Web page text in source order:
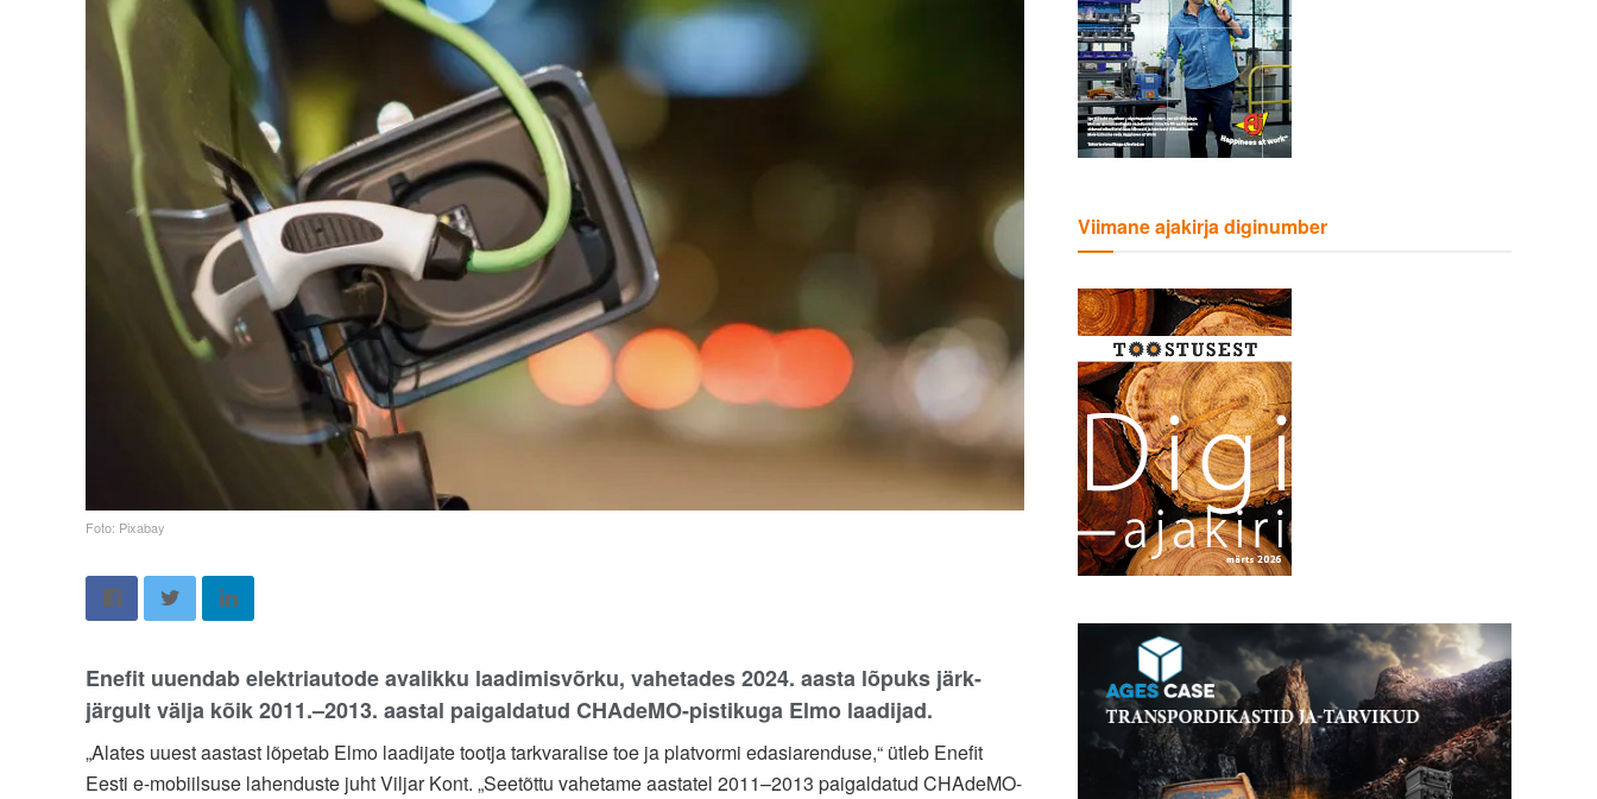
Foto: Pixabay
Enefit uuendab elektriautode avalikku laadimisvõrku, vahetades 2024. aasta lõpuks järk-
järgult välja kõik 2011.–2013. aastal paigaldatud CHAdeMO-pistikuga Elmo laadijad.
„Alates uuest aastast lõpetab Elmo laadijate tootja tarkvaralise toe ja platvormi edasiarenduse,“ ütleb Enefit
Eesti e-mobiilsuse lahenduste juht Viljar Kont. „Seetõttu vahetame aastatel 2011–2013 paigaldatud CHAdeMO-
Viimane ajakirja diginumber